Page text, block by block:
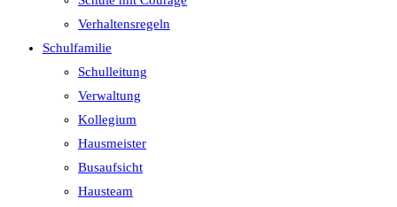
Verhaltensregeln
Schulfamilie
Schulleitung
Verwaltung
Kollegium
Hausmeister
Busaufsicht
Hausteam